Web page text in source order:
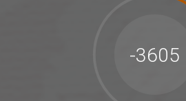
-3605